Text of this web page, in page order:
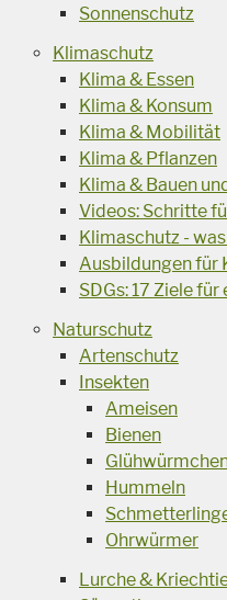
Sonnenschutz
Klimaschutz
Klima & Essen
Klima & Konsum
Klima & Mobilität
Klima & Pflanzen
Klima & Bauen
Videos: Schritte
Klimaschutz -
Ausbildungen für
SDGs: 17 Ziele
Naturschutz
Artenschutz
Insekten
Ameisen
Bienen
Hummeln
Ohrwürmer
Lurche &